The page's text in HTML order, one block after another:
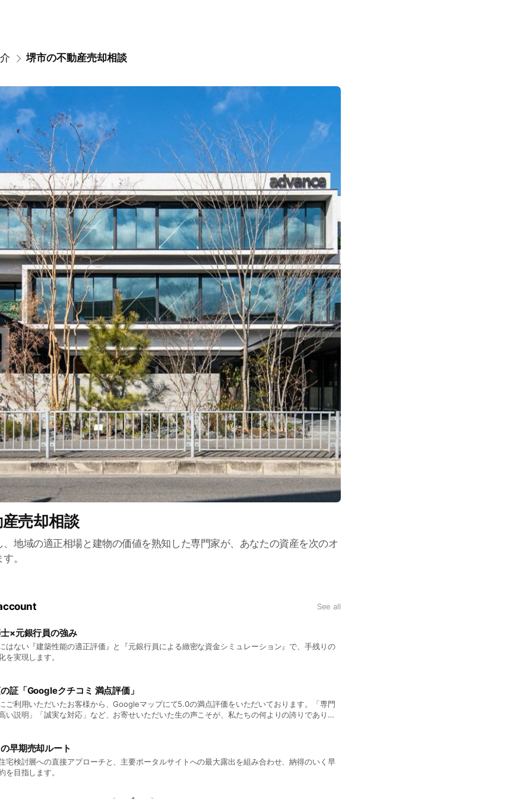
堺市の不動産売却相談
売却相談
地域の適正相場と建物の価値を熟知した専門家が、あなたの資産を次のオ
。
See all
×元銀行員の強み
はない『建築性能の適正評価』と『元銀行員による緻密な資金シミュレーション』で、手残りの
を実現します。
証「Googleクチコミ 満点評価」
ご利用いただいたお客様から、Googleマップにて5.0の満点評価をいただいております。「専門
い説明」「誠実な対応」など、お寄せいただいた生の声こそが、私たちの何よりの誇りであり実
早期売却ルート
宅検討層への直接アプローチと、主要ポータルサイトへの最大露出を組み合わせ、納得のいく早
を目指します。